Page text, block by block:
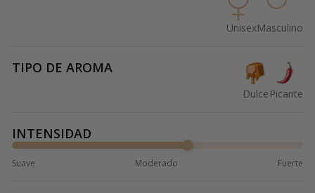
UnisexMasculino
TIPO DE AROMA
Dulce Picante
INTENSIDAD
Suave Moderado Fuerte